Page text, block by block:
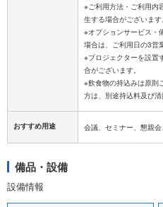
※ご利用方法・ご利用内
生する場合がございます
※オプションサービス・
場合は、ご利用日の3営
※プロジェクターを設置
合がございます。
※飲食物の持込みは原則
おすすめ用途 会議、セミナー、懇親
備品・設備
設備情報